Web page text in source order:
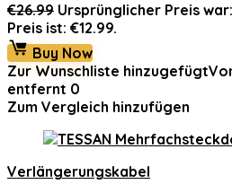
€26.99 Ursprünglicher Preis
Preis ist: €12.99.
Buy Now
Zur Wunschliste hinzugefügt
entfernt 0
Zum Vergleich hinzufügen
Verlängerungskabel